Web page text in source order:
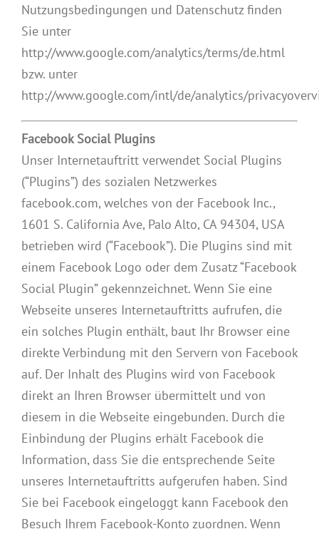
Nutzungsbedingungen und Datenschutz finden
Sie unter
http://www.google.com/analytics/terms/de.html
bzw. unter
http://www.google.com/intl/de/analytics/
Facebook Social Plugins
Unser Internetauftritt verwendet Social Plugins
(“Plugins”) des sozialen Netzwerkes
facebook.com, welches von der Facebook Inc.,
1601 S. California Ave, Palo Alto, CA 94304, USA
betrieben wird (“Facebook”). Die Plugins sind mit
einem Facebook Logo oder dem Zusatz “Facebook
Social Plugin” gekennzeichnet. Wenn Sie eine
Webseite unseres Internetauftritts aufrufen, die
ein solches Plugin enthält, baut Ihr Browser eine
direkte Verbindung mit den Servern von Facebook
auf. Der Inhalt des Plugins wird von Facebook
direkt an Ihren Browser übermittelt und von
diesem in die Webseite eingebunden. Durch die
Einbindung der Plugins erhält Facebook die
Information, dass Sie die entsprechende Seite
unseres Internetauftritts aufgerufen haben. Sind
Sie bei Facebook eingeloggt kann Facebook den
Besuch Ihrem Facebook-Konto zuordnen. Wenn